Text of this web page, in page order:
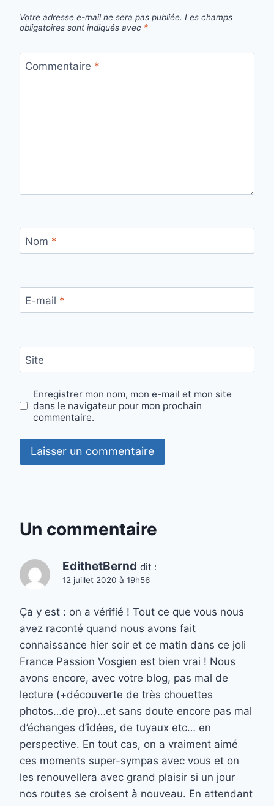
Votre adresse e-mail ne sera pas publiée. Les champs
obligatoires sont indiqués avec *
Commentaire *
Nom *
E-mail *
Site
Enregistrer mon nom, mon e-mail et mon site
dans le navigateur pour mon prochain
commentaire.
Un commentaire
EdithetBernd dit :
12 juillet 2020 à 19h56
Ça y est : on a vérifié ! Tout ce que vous nous
avez raconté quand nous avons fait
connaissance hier soir et ce matin dans ce joli
France Passion Vosgien est bien vrai ! Nous
avons encore, avec votre blog, pas mal de
lecture (+découverte de très chouettes
photos…de pro)…et sans doute encore pas mal
d’échanges d’idées, de tuyaux etc… en
perspective. En tout cas, on a vraiment aimé
ces moments super-sympas avec vous et on
les renouvellera avec grand plaisir si un jour
nos routes se croisent à nouveau. En attendant